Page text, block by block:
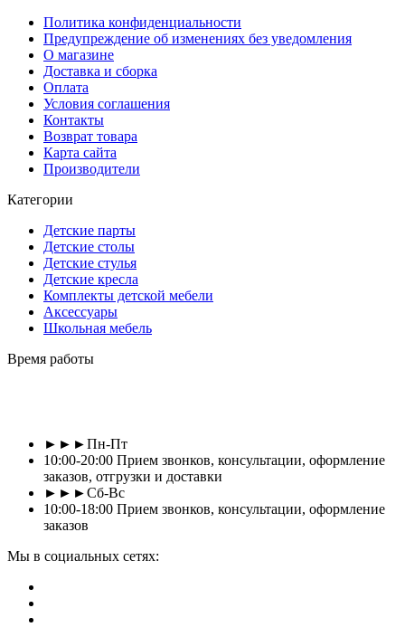
Политика конфиденциальности
Предупреждение об изменениях без уведомления
О магазине
Доставка и сборка
Оплата
Условия соглашения
Контакты
Возврат товара
Карта сайта
Производители
Категории
Детские парты
Детские столы
Детские стулья
Детские кресла
Комплекты детской мебели
Аксессуары
Школьная мебель
Время работы
►►►Пн-Пт
10:00-20:00 Прием звонков, консультации, оформление
заказов, отгрузки и доставки
►►►Сб-Вс
10:00-18:00 Прием звонков, консультации, оформление
заказов
Мы в социальных сетях: